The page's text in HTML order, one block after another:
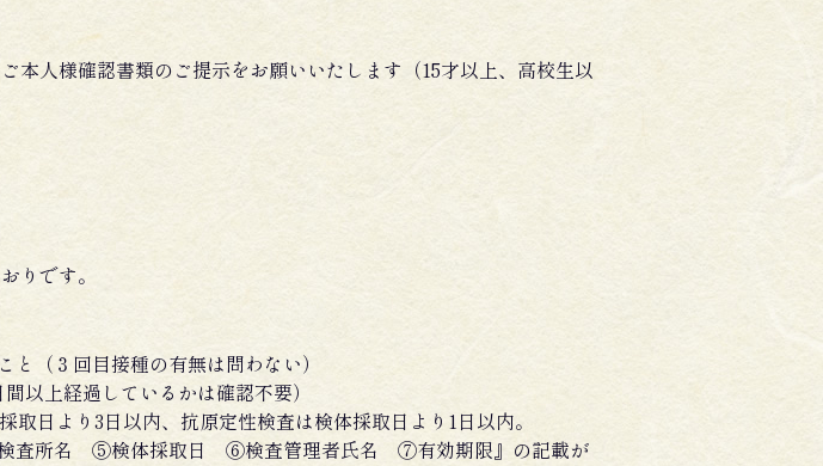
本人様確認書類のご提示をお願いいたします（15才以上、高校生以
りです。
（３回目接種の有無は問わない）
以上経過しているかは確認不要）
日より3日以内、抗原定性検査は検体採取日より1日以内。
所名 ⑤検体採取日 ⑥検査管理者氏名 ⑦有効期限』の記載が